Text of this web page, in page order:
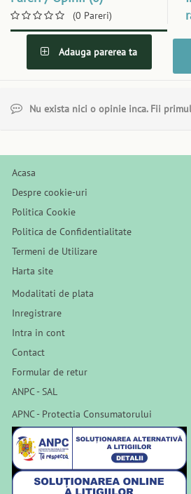
(0 Pareri)
Adauga parerea ta
Nu exista nici o opinie inca. Fii
Acasa
Despre cookie-uri
Politica Cookie
Politica de Confidentialitate
Termeni de Utilizare
Harta site
Modalitati de plata
Inregistrare
Intra in cont
Contact
Formular de retur
ANPC - SAL
APNC - Protectia Consumatorului